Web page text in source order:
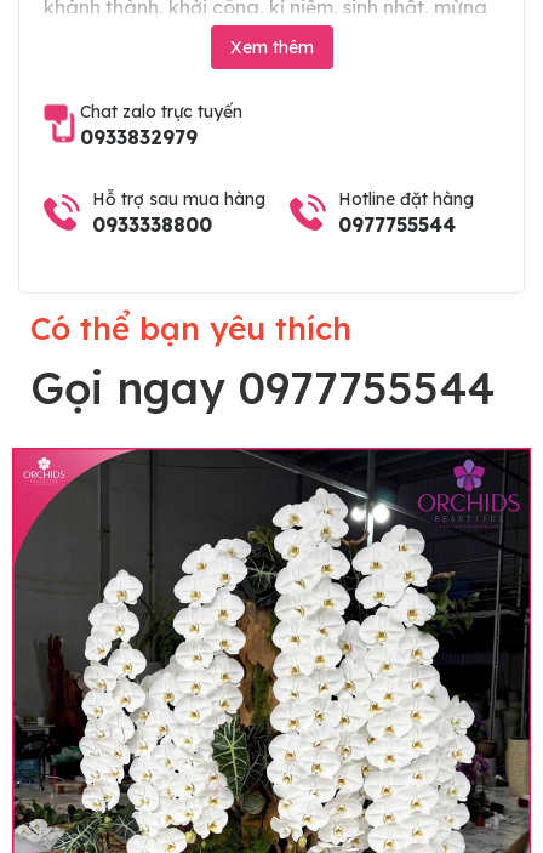
khánh thành, khởi công, kỉ niệm, sinh nhật, mừng
thọ, mừng cưới, tân gia và các ngày lễ tết trong
Lưu ý trước khi đặt hàng
• Về cây hoa: Một chậu hoa lan hồ điệp đẹp và
hoàn chỉnh sẽ được phối ghép từ nhiều cây hoa
và tạo dáng hoàn toàn thủ công nên có thể sẽ
khác nhau đôi chút giữa sản phẩm thực tế và
Xem thêm
Chat zalo trực tuyến
0933832979
Hỗ trợ sau mua hàng
0933338800
Hotline đặt hàng
0977755544
Có thể bạn yêu thích
Gọi ngay 0977755544